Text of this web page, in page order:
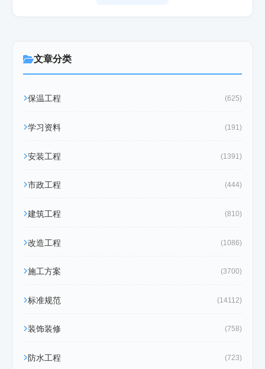
文章分类
保温工程 (625)
学习资料 (191)
安装工程 (1391)
市政工程 (444)
建筑工程 (810)
改造工程 (1086)
施工方案 (3700)
标准规范 (14112)
装饰装修 (758)
防水工程 (723)